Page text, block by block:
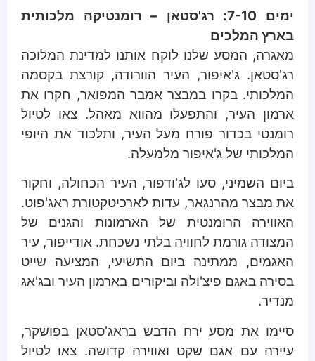
ימים 7-10: רג'סטאן – רומנטיקה מלכותית
בארץ המלכים
מאגרה, המסע שלנו לוקח אותנו למדינת המלוכה
רג'סטאן. ג'איפור, העיר הוורודה, קורצת בקסמה
המלכותי. בקרו במבצר אמבר המפואר, חקרו את
ארמון העיר, והתפעלו מהווא מאהל. צאו לטיול
רומנטי בכדור פורח מעל העיר, ותלכוד את היופי
המלכותי של ג'איפור מלמעלה.
ביום השמיני, סעו לג'ודפור, העיר הכחולה, וחקור
את מבצר מהרנגאר, עדות לארכיטקטורת ראג'פוט.
האווירה הרומנטית של הארמונות והגנים של
המצודה גורמת לחוויה בלתי נשכחת. אודייפור, עיר
האגמים, ממתינה ביום התשיעי, המציעה שייט
בסירה באגם פיצ'ולה וביקורים בארמון העיר ובג'אג
מנדיר.
סיימו את מסע ירח הדבש בראג'סטאן בפושקר,
עיירה עם אגם שקט ואווירה קדושה. צאו לטיול